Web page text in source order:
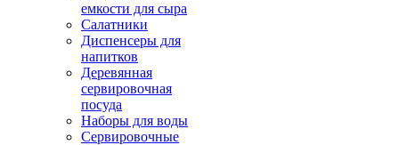
емкости для сыра
Салатники
Диспенсеры для
напитков
Деревянная
сервировочная
посуда
Наборы для воды
Сервировочные